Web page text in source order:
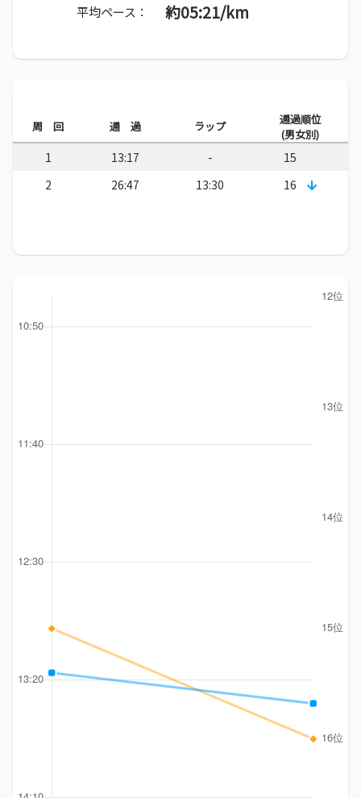
平均ペース： 約05:21/km
周 回 通 過 ラップ
通過順位
(男女別)
1 13:17 -
15
2
26:47 13:30 16